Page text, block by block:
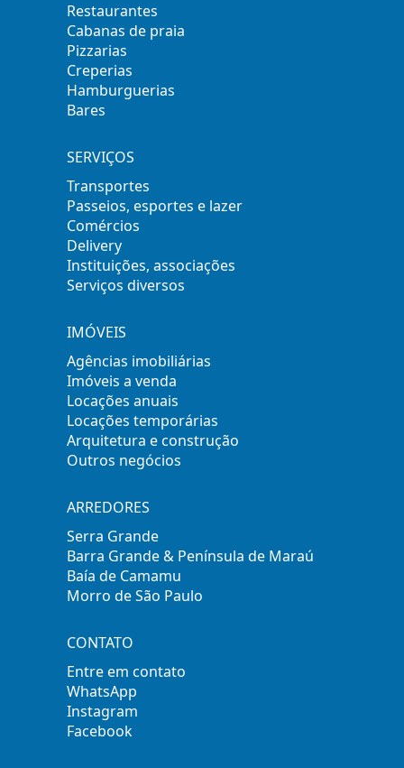
Restaurantes
Cabanas de praia
Pizzarias
Creperias
Hamburguerias
Bares
SERVIÇOS
Transportes
Passeios, esportes e lazer
Comércios
Delivery
Instituições, associações
Serviços diversos
IMÓVEIS
Agências imobiliárias
Imóveis a venda
Locações anuais
Locações temporárias
Arquitetura e construção
Outros negócios
ARREDORES
Serra Grande
Barra Grande & Península de Maraú
Baía de Camamu
Morro de São Paulo
CONTATO
Entre em contato
WhatsApp
Instagram
Facebook